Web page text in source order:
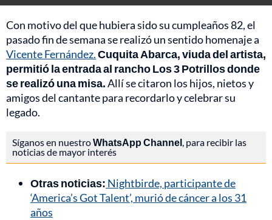
Con motivo del que hubiera sido su cumpleaños 82, el
pasado fin de semana se realizó un sentido homenaje a
Vicente Fernández.Cuquita Abarca, viuda del artista,
permitió la entrada al rancho Los 3 Potrillos donde
se realizó una misa.Allí se citaron los hijos, nietos y
amigos del cantante para recordarlo y celebrar su
legado.
Síganos en nuestroWhatsApp Channel, para recibir las
noticias de mayor interés
Otras noticias: Nightbirde, participante de
‘America’s Got Talent’, murió de cáncer a los 31
años